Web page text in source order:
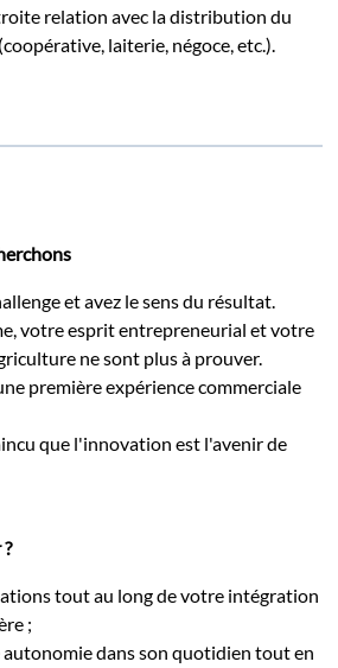
relation avec la distribution du
laiterie, négoce, etc.).
et avez le sens du résultat.
votre esprit entrepreneurial et votre
ne sont plus à prouver.
première expérience commerciale
que l'innovation est l'avenir de
tout au long de votre intégration
;
autonomie dans son quotidien tout en